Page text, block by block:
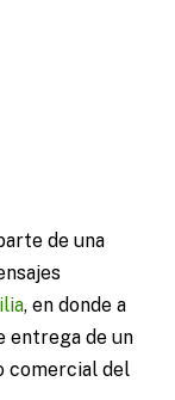
de una
, en donde a
entrega de un
comercial del